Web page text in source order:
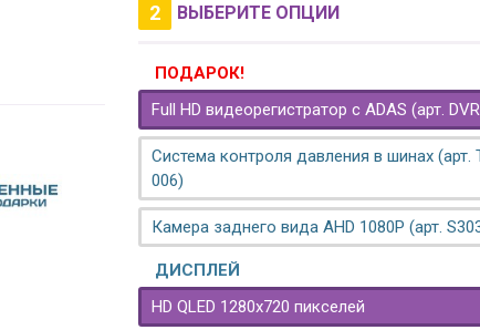
2 ВЫБЕРИТЕ ОПЦИИ
ПОДАРОК!
Full HD видеорегистратор с ADAS (арт.
Система контроля давления в шинах (арт.
006)
Камера заднего вида AHD 1080P (арт.
ДИСПЛЕЙ
HD QLED 1280x720 пикселей